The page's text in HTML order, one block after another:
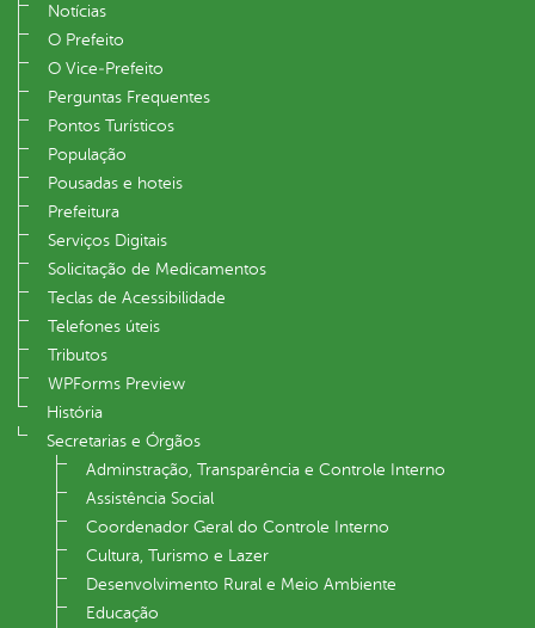
Notícias
O Prefeito
O Vice‐Prefeito
Perguntas Frequentes
Pontos Turísticos
População
Pousadas e hoteis
Prefeitura
Serviços Digitais
Solicitação de Medicamentos
Teclas de Acessibilidade
Telefones úteis
Tributos
WPForms Preview
História
Secretarias e Órgãos
Adminstração, Transparência e Controle Interno
Assistência Social
Coordenador Geral do Controle Interno
Cultura, Turismo e Lazer
Desenvolvimento Rural e Meio Ambiente
Educação